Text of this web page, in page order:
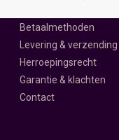
Betaalmethoden
Levering & verzending
Herroepingsrecht
Garantie & klachten
Contact